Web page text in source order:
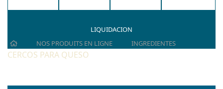
LIQUIDACION
HOME
NOS PRODUITS EN LIGNE INGREDIENTES
CERCOS PARA QUESO